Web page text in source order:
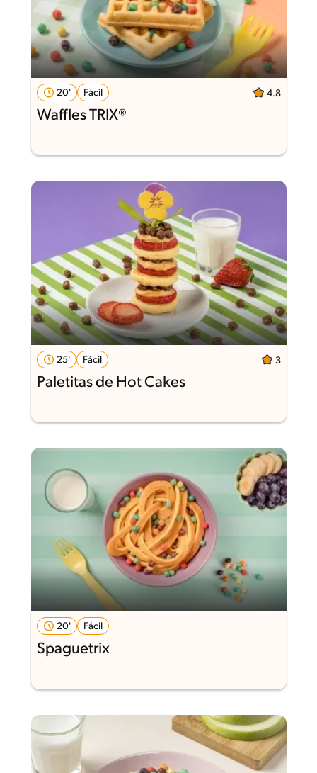
20' Fácil 4.8
Waffles TRIX®
25' Fácil 3
Paletitas de Hot Cakes
20' Fácil
Spaguetrix